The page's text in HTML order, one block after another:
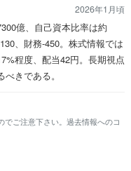
2026年1月頃
億、自己資本比率は約
、財務-450。株式情報では
程度、配当42円。長期視点
きである。
ご注意下さい。過去情報へのコ